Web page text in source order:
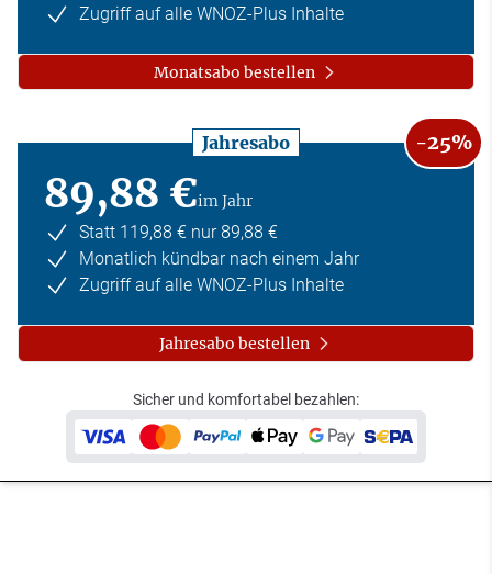
Zugriff auf alle WNOZ-Plus Inhalte
Monatsabo bestellen
Jahresabo -25%
89,88 €im Jahr
Statt 119,88 € nur 89,88 €
Monatlich kündbar nach einem Jahr
Zugriff auf alle WNOZ-Plus Inhalte
Jahresabo bestellen
Sicher und komfortabel bezahlen: